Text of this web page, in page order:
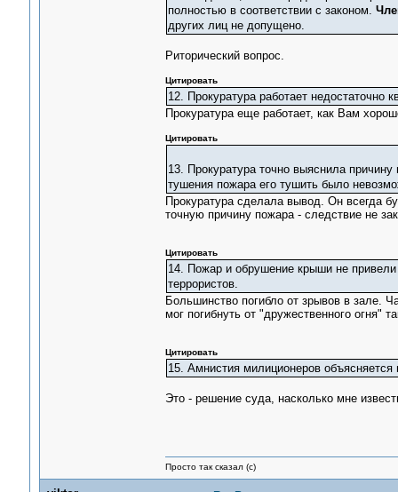
полностью в соответствии с законом.
других лиц не допущено.
Риторический вопрос.
Цитировать
12. Прокуратура работает
Прокуратура еще работает, как Вам
Цитировать
13. Прокуратура точно выяснила
тушения пожара его тушить было
Прокуратура сделала вывод. Он всегда
точную причину пожара - следствие не
Цитировать
14. Пожар и обрушение крыши не привели
террористов.
Большинство погибло от зрывов в зале.
мог погибнуть от "дружественного огня"
Цитировать
15. Амнистия милиционеров
Это - решение суда, насколько мне
Просто так сказал (с)